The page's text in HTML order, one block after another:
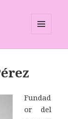
Fundad
or del